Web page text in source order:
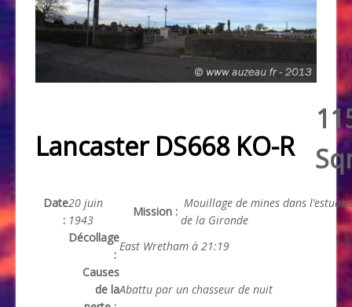
Lancaster DS668 KO-R
Date
:
20 juin
1943
Mission :
Mouillage de mines dans
de la Gironde
Décollage
:
East Wretham à 21:19
Causes
de laAbattu par un chasseur de nuit